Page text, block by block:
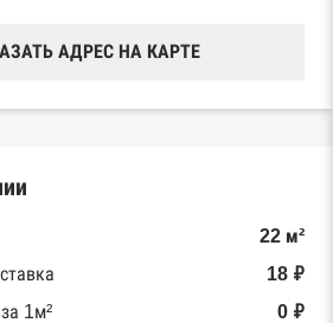
АДРЕС НА КАРТЕ
22 м²
18 ₽
1м²
0 ₽